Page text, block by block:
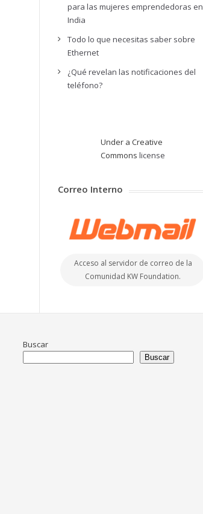
para las mujeres emprendedoras en
India
Todo lo que necesitas saber sobre
Ethernet
¿Qué revelan las notificaciones del
teléfono?
Under a Creative
Commons license
Correo Interno
Acceso al servidor de correo de la
Comunidad KW Foundation.
Buscar
Buscar